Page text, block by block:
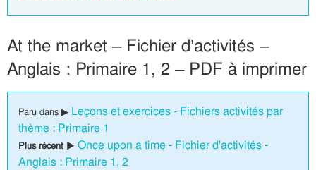
At the market – Fichier d’activités –
Anglais : Primaire 1, 2 – PDF à imprimer
Paru dans ▶ Leçons et exercices - Fichiers activités par
thème : Primaire 1
Plus récent ▶ Once upon a time - Fichier d'activités -
Anglais : Primaire 1, 2